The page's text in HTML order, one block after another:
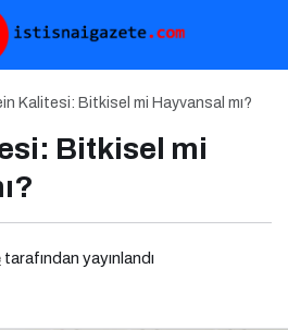
Kalitesi: Bitkisel mi Hayvansal mı?
Bitkisel mi
tarafından yayınlandı
Çocukları Tehdit Eden 5 Yaygın